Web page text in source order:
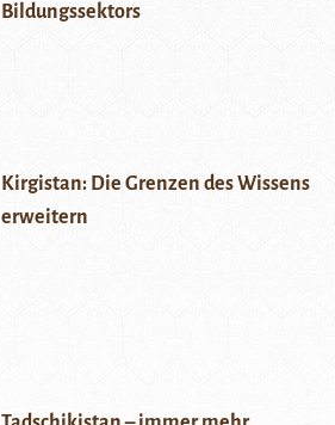
Bildungssektors
Kirgistan: Die Grenzen des Wissens
erweitern